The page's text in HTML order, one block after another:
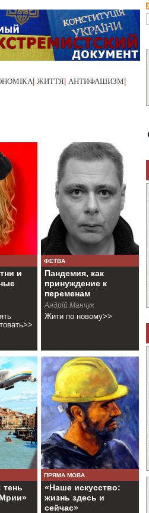
ЖИТТЯ АНТИФАШИЗМ
и
ФЕТВА
Пандемия, как
принуждение к
переменам
Андрій Манчук
Жити по новому>>
тень
ПРЯМА МОВА
«Наше искусство:
жизнь здесь и
сейчас»